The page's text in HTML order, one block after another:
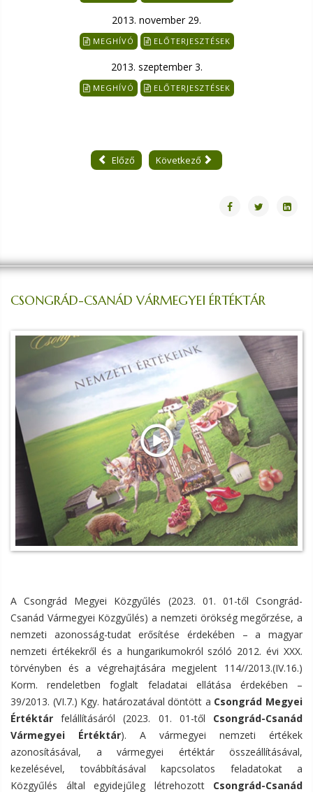
2013. november 29.
MEGHÍVÓ ELŐTERJESZTÉSEK
2013. szeptember 3.
MEGHÍVÓ ELŐTERJESZTÉSEK
Előző Következő
CSONGRÁD-CSANÁD VÁRMEGYEI ÉRTÉKTÁR
A Csongrád Megyei Közgyűlés (2023. 01. 01-től Csongrád-
Csanád Vármegyei Közgyűlés) a nemzeti örökség megőrzése, a
nemzeti azonosság-tudat erősítése érdekében – a magyar
nemzeti értékekről és a hungarikumokról szóló 2012. évi XXX.
törvényben és a végrehajtására megjelent 114//2013.(IV.16.)
Korm. rendeletben foglalt feladatai ellátása érdekében –
39/2013. (VI.7.) Kgy. határozatával döntött a Csongrád Megyei
Értéktár felállításáról (2023. 01. 01-től Csongrád-Csanád
Vármegyei Értéktár). A vármegyei nemzeti értékek
azonosításával, a vármegyei értéktár összeállításával,
kezelésével, továbbításával kapcsolatos feladatokat a
Közgyűlés által egyidejűleg létrehozott Csongrád-Csanád